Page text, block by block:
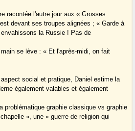
racontée l'autre jour aux « Grosses
devant ses troupes alignées ; « Garde à
la Russie ! Pas de
se lève : « Et l'après-midi, on fait
social et pratique, Daniel estime la
également valables et également
problématique graphie classique vs graphie
», une « guerre de religion qui